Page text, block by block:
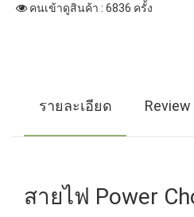
คนเข้าดูสินค้า : 6836 ครั้ง
รายละเอียด Review
สายไฟ Power